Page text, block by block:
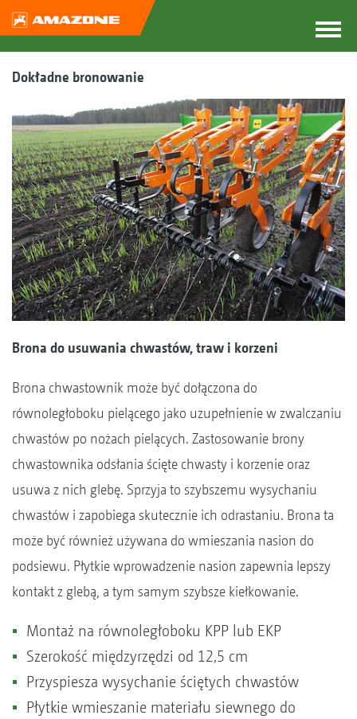
Dokładne bronowanie
Brona do usuwania chwastów, traw i korzeni
Brona chwastownik może być dołączona do
równoległoboku pielącego jako uzupełnienie w zwalczaniu
chwastów po nożach pielących. Zastosowanie brony
chwastownika odsłania ścięte chwasty i korzenie oraz
usuwa z nich glebę. Sprzyja to szybszemu wysychaniu
chwastów i zapobiega skutecznie ich odrastaniu. Brona ta
może być również używana do wmieszania nasion do
podsiewu. Płytkie wprowadzenie nasion zapewnia lepszy
kontakt z glebą, a tym samym szybsze kiełkowanie.
Montaż na równoległoboku KPP lub EKP
Szerokość międzyrzędzi od 12,5 cm
Przyspiesza wysychanie ściętych chwastów
Płytkie wmieszanie materiału siewnego do